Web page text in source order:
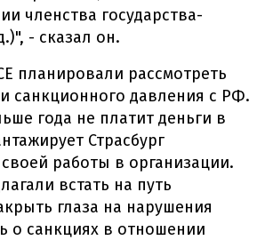
членства государства-
- сказал он.
планировали рассмотреть
санкционного давления с РФ.
года не платит деньги в
Страсбург
работы в организации.
встать на путь
глаза на нарушения
о санкциях в отношении